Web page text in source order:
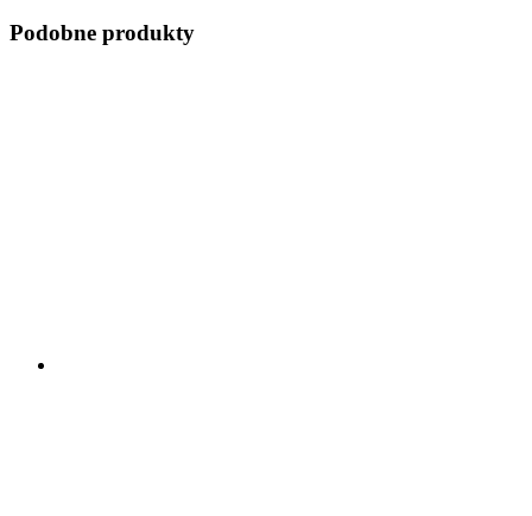
Podobne produkty